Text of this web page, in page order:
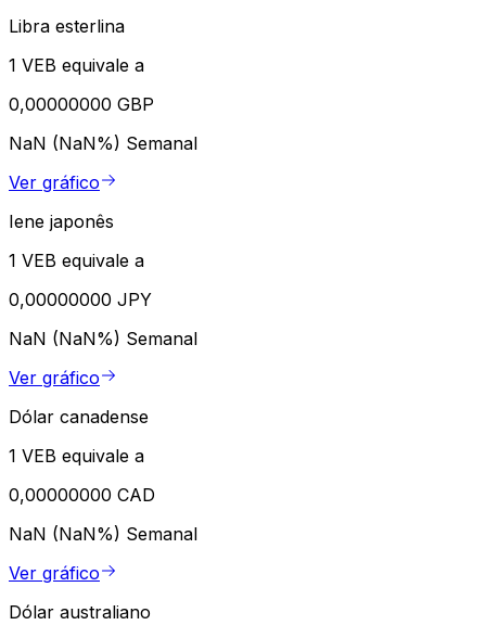
Libra esterlina
1 VEB equivale a
0,00000000 GBP
NaN (NaN%) Semanal
Ver gráfico
Iene japonês
1 VEB equivale a
0,00000000 JPY
NaN (NaN%) Semanal
Ver gráfico
Dólar canadense
1 VEB equivale a
0,00000000 CAD
NaN (NaN%) Semanal
Ver gráfico
Dólar australiano